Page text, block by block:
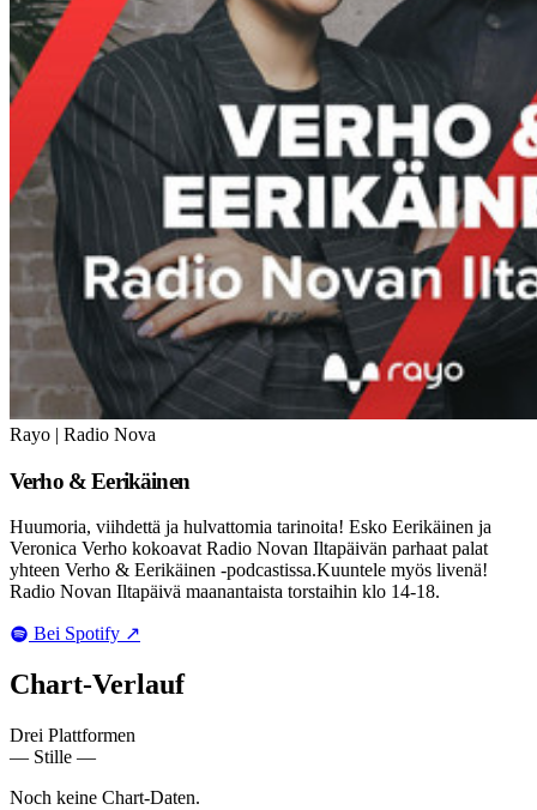
Rayo | Radio Nova
Verho & Eerikäinen
Huumoria, viihdettä ja hulvattomia tarinoita! Esko Eerikäinen ja
Veronica Verho kokoavat Radio Novan Iltapäivän parhaat palat
yhteen Verho & Eerikäinen -podcastissa.Kuuntele myös livenä!
Radio Novan Iltapäivä maanantaista torstaihin klo 14-18.
Bei Spotify ↗
Chart-Verlauf
Drei Plattformen
— Stille —
Noch keine Chart-Daten.